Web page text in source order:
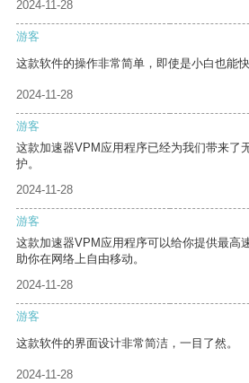
2024-11-28
游客
这款软件的操作非常简单，即使是小白也能快
2024-11-28
游客
这款加速器VPM应用程序已经为我们带来了
护。
2024-11-28
游客
这款加速器VPM应用程序可以给你提供最高
助你在网络上自由移动。
2024-11-28
游客
这款软件的界面设计非常简洁，一目了然。
2024-11-28